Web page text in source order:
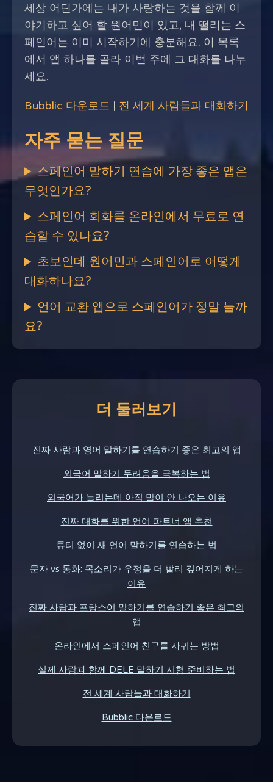
세상 어딘가에는 내가 사랑하는 것을 함께 이
야기하고 싶어 할 원어민이 있고, 내 떨리는 스
페인어는 이미 시작하기에 충분해요. 이 목록
에서 앱 하나를 골라 이번 주에 그 대화를 나누
세요.
Bubblic 다운로드 | 전 세계 사람들과 대화하기
자주 묻는 질문
스페인어 말하기 연습에 가장 좋은 앱은
무엇인가요?
스페인어 회화를 온라인에서 무료로 연
습할 수 있나요?
초보인데 원어민과 스페인어로 어떻게
대화하나요?
언어 교환 앱으로 스페인어가 정말 늘까
요?
더 둘러보기
진짜 사람과 영어 말하기를 연습하기 좋은 최고의 앱
외국어 말하기 두려움을 극복하는 법
외국어가 들리는데 아직 말이 안 나오는 이유
진짜 대화를 위한 언어 파트너 앱 추천
튜터 없이 새 언어 말하기를 연습하는 법
문자 vs 통화: 목소리가 우정을 더 빨리 깊어지게 하는
이유
진짜 사람과 프랑스어 말하기를 연습하기 좋은 최고의
앱
온라인에서 스페인어 친구를 사귀는 방법
실제 사람과 함께 DELE 말하기 시험 준비하는 법
전 세계 사람들과 대화하기
Bubblic 다운로드